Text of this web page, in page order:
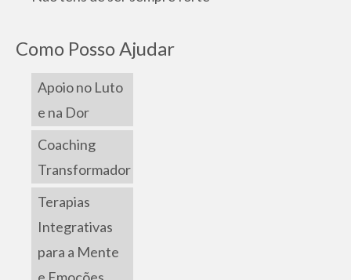
Como Posso Ajudar
Apoio no Luto
e na Dor
Coaching
Transformador
Terapias
Integrativas
para a Mente